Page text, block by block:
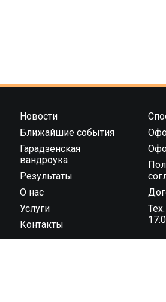
Новости
Ближайшие события
Гарадзенская
вандроука
Результаты
О нас
Услуги
Контакты